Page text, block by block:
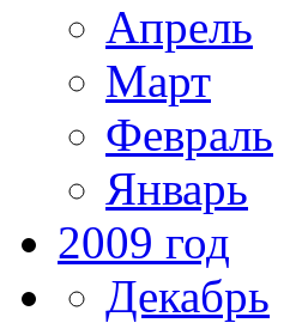
Апрель
Март
Февраль
Январь
2009 год
Декабрь